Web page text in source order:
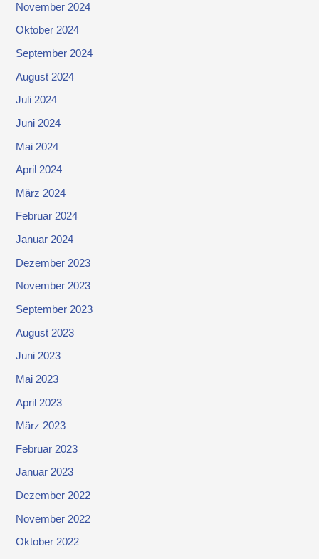
November 2024
Oktober 2024
September 2024
August 2024
Juli 2024
Juni 2024
Mai 2024
April 2024
März 2024
Februar 2024
Januar 2024
Dezember 2023
November 2023
September 2023
August 2023
Juni 2023
Mai 2023
April 2023
März 2023
Februar 2023
Januar 2023
Dezember 2022
November 2022
Oktober 2022